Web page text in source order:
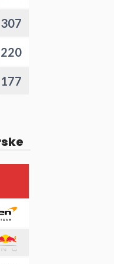
307
220
177